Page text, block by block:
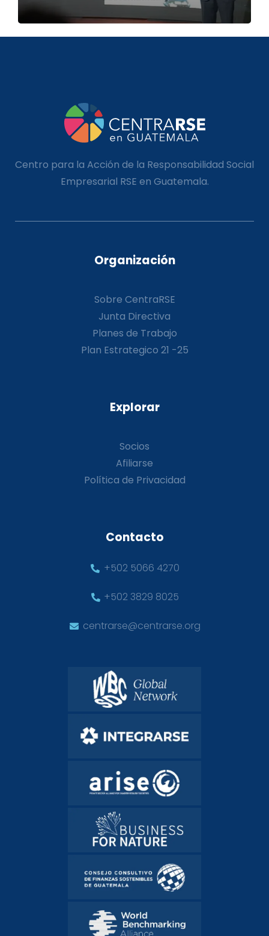
Centro para la Acción de la Responsabilidad Social
Empresarial RSE en Guatemala.
Organización
Sobre CentraRSE
Junta Directiva
Planes de Trabajo
Plan Estrategico 21 -25
Explorar
Socios
Afiliarse
Política de Privacidad
Contacto
+502 5066 4270
+502 3829 8025
centrarse@centrarse.org